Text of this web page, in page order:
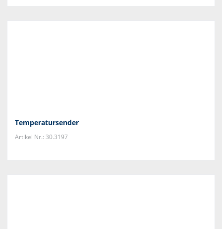
Temperatursender
Artikel Nr.: 30.3197